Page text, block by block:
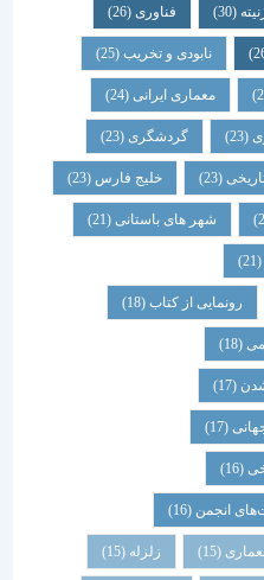
فناوری (26)
نابودی و تخریب(25)
معماری ایرانی(24)
گردشگری (23)
خلیج فارس(23)
شهر های باستانی (21)
از کتاب (18)
(16)
زلزله